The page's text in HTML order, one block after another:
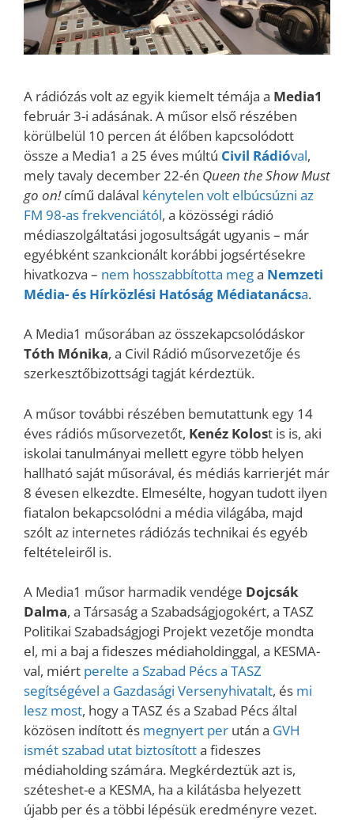
A rádiózás volt az egyik kiemelt témája a Media1
február 3-i adásának. A műsor első részében
körülbelül 10 percen át élőben kapcsolódott
össze a Media1 a 25 éves múltú Civil Rádióval,
mely tavaly december 22-én Queen the Show Must
go on!című dalával kénytelen volt elbúcsúzni az
FM 98-as frekvenciától, a közösségi rádió
médiaszolgáltatási jogosultságát ugyanis – már
egyébként szankcionált korábbi jogsértésekre
hivatkozva – nem hosszabbította mega Nemzeti
Média- és Hírközlési Hatóság Médiatanácsa.
A Media1 műsorában az összekapcsolódáskor
Tóth Mónika, a Civil Rádió műsorvezetője és
szerkesztőbizottsági tagját kérdeztük.
A műsor további részében bemutattunk egy 14
éves rádiós műsorvezetőt, Kenéz Kolost is is, aki
iskolai tanulmányai mellett egyre több helyen
hallható saját műsorával, és médiás karrierjét már
8 évesen elkezdte. Elmesélte, hogyan tudott ilyen
fiatalon bekapcsolódni a média világába, majd
szólt az internetes rádiózás technikai és egyéb
feltételeiről is.
A Media1 műsor harmadik vendége Dojcsák
Dalma, a Társaság a Szabadságjogokért, a TASZ
Politikai Szabadságjogi Projekt vezetője mondta
el, mi a baj a fideszes médiaholdinggal, a KESMA-
val, miért perelte a Szabad Pécs a TASZ
segítségével a Gazdasági Versenyhivatalt, és mi
lesz most, hogy a TASZ és a Szabad Pécs által
közösen indított és megnyert per után a GVH
ismét szabad utat biztosította fideszes
médiaholding számára. Megkérdeztük azt is,
széteshet-e a KESMA, ha a kilátásba helyezett
újabb per és a többi lépésük eredményre vezet.